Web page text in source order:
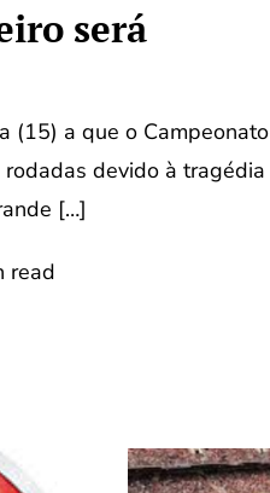
será
(15) a que o Campeonato
devido à tragédia
[…]
read